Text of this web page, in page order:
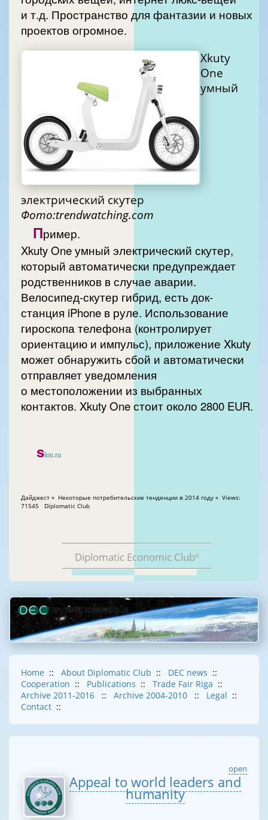
и т.д. Пространство для фантазии и новых
проектов огромное.
Xkuty
One
умный
электрический скутер
Фото:trendwatching.com
Пример.
Xkuty One умный электрический скутер,
который автоматически предупреждает
родственников в случае аварии.
Велосипед-скутер гибрид, есть док-
станция iPhone в руле. Использование
гироскопа телефона (контролирует
ориентацию и импульс), приложение Xkuty
может обнаружить сбой и автоматически
отправляет уведомления
о местоположении из выбранных
контактов. Xkuty One стоит около 2800 EUR.
slon.ru
Дайджест » Некоторые потребительские тенденции в 2014 году » Views:
71545 Diplomatic Club
Diplomatic Economic Club®
Home :: About Diplomatic Club :: DEC news ::
Cooperation :: Publications :: Trade Fair Riga ::
Archive 2011-2016
:: Archive 2004-2010 :: Legal ::
Contact ::
open
Appeal to world leaders and
humanity